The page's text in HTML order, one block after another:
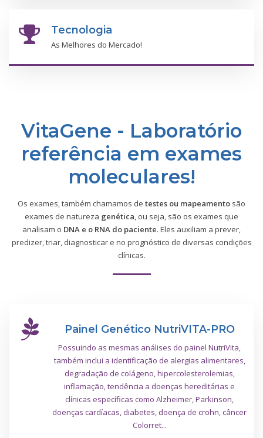
Tecnologia
As Melhores do Mercado!
VitaGene - Laboratório
referência em exames
moleculares!
Os exames, também chamamos de testes ou mapeamento são
exames de natureza genética, ou seja, são os exames que
analisam o DNA e o RNA do paciente. Eles auxiliam a prever,
predizer, triar, diagnosticar e no prognóstico de diversas condições
clínicas.
Painel Genético NutriVITA-PRO
Possuindo as mesmas análises do painel NutriVita,
também inclui a identificação de alergias alimentares,
degradação de colágeno, hipercolesterolemias,
inflamação, tendência a doenças hereditárias e
clínicas específicas como Alzheimer, Parkinson,
doenças cardíacas, diabetes, doença de crohn, câncer
Colorret...